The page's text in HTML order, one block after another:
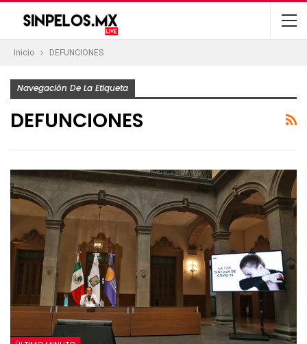
Inicio DEFUNCIONES
Navegación De La Etiqueta
DEFUNCIONES